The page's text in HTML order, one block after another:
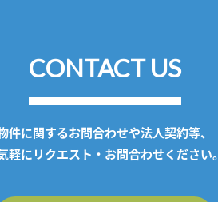
CONTACT US
件に関するお問合わせや法人契約等、
軽にリクエスト・お問合わせください。